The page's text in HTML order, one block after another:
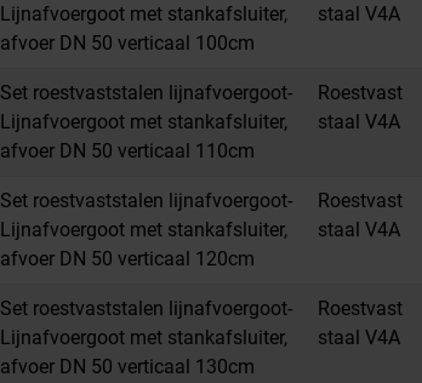
Lijnafvoergoot met stankafsluiter,
afvoer DN 50 verticaal 100cm
staal V4A
Set roestvaststalen lijnafvoergoot-
Lijnafvoergoot met stankafsluiter,
afvoer DN 50 verticaal 110cm
Roestvast
staal V4A
Set roestvaststalen lijnafvoergoot-
Lijnafvoergoot met stankafsluiter,
afvoer DN 50 verticaal 120cm
Roestvast
staal V4A
Set roestvaststalen lijnafvoergoot-
Lijnafvoergoot met stankafsluiter,
afvoer DN 50 verticaal 130cm
Roestvast
staal V4A